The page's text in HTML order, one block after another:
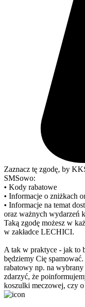
Zaznacz tę zgodę, by
SMSowo:
• Kody rabatowe
• Informacje o zniżkach
• Informacje na temat
oraz ważnych wydarzeń
Taką zgodę możesz w
w zakładce LECHICI.
A tak w praktyce - jak to
będziemy Cię
rabatowy np. na wybrany
zdarzyć, że
koszulki meczowej, czy